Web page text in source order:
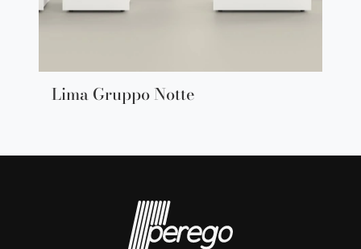
Lima Gruppo Notte